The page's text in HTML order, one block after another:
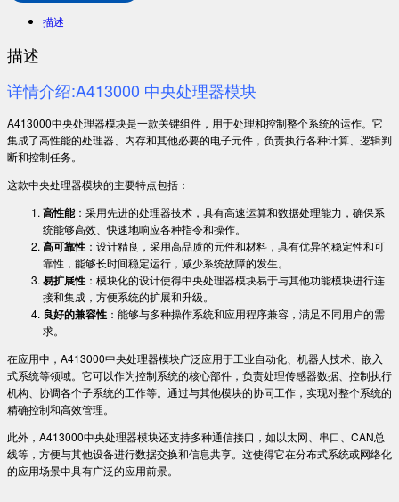
描述
描述
详情介绍:A413000 中央处理器模块
A413000中央处理器模块是一款关键组件，用于处理和控制整个系统的运作。它
集成了高性能的处理器、内存和其他必要的电子元件，负责执行各种计算、逻辑判
断和控制任务。
这款中央处理器模块的主要特点包括：
高性能：采用先进的处理器技术，具有高速运算和数据处理能力，确保系
统能够高效、快速地响应各种指令和操作。
高可靠性 ：设计精良，采用高品质的元件和材料，具有优异的稳定性和可
靠性，能够长时间稳定运行，减少系统故障的发生。
易扩展性 ：模块化的设计使得中央处理器模块易于与其他功能模块进行连
接和集成，方便系统的扩展和升级。
良好的兼容性 ：能够与多种操作系统和应用程序兼容，满足不同用户的需
求。
在应用中，A413000中央处理器模块广泛应用于工业自动化、机器人技术、嵌入
式系统等领域。它可以作为控制系统的核心部件，负责处理传感器数据、控制执行
机构、协调各个子系统的工作等。通过与其他模块的协同工作，实现对整个系统的
精确控制和高效管理。
此外，A413000中央处理器模块还支持多种通信接口，如以太网、串口、CAN总
线等，方便与其他设备进行数据交换和信息共享。这使得它在分布式系统或网络化
的应用场景中具有广泛的应用前景。